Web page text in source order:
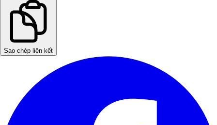
Sao chép liên kết